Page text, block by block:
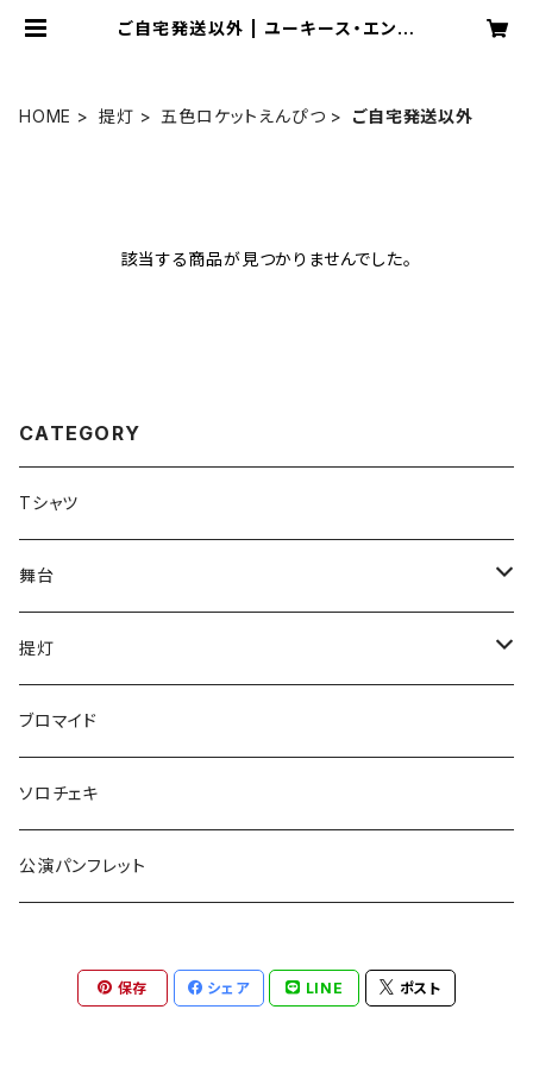
ご自宅発送以外 | ユーキース・エンタ
HOME 提灯 五色ロケットえんぴつ ご自宅発送以外
該当する商品が見つかりませんでした。
CATEGORY
Tシャツ
舞台
have life
五色ロケットえんぴつ
『F・＋2』
激熱
OvObインプロライブ！！
提灯
have life
ご自宅発送
ご自宅発送以外
五色ロケットえんぴつ
ご自宅発送
守りたいのはなんですか。
舞台「激熱」2022
ブロマイド
ソロチェキ
公演パンフレット
保存 シェア LINE ポスト